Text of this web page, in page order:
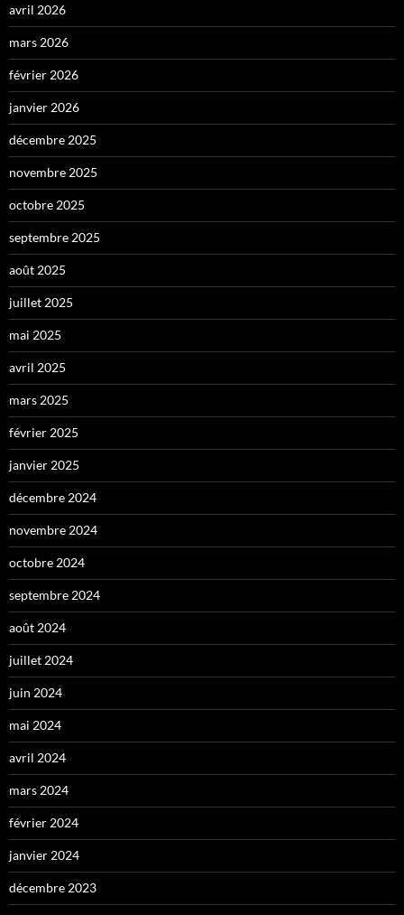
avril 2026
mars 2026
février 2026
janvier 2026
décembre 2025
novembre 2025
octobre 2025
septembre 2025
août 2025
juillet 2025
mai 2025
avril 2025
mars 2025
février 2025
janvier 2025
décembre 2024
novembre 2024
octobre 2024
septembre 2024
août 2024
juillet 2024
juin 2024
mai 2024
avril 2024
mars 2024
février 2024
janvier 2024
décembre 2023